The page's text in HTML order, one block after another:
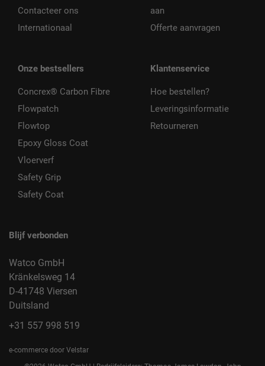
Contacteer ons
Internationaal
Onze bestsellers
Concrex® Carbon Fibre
Flowpatch
Flowtop
Epoxy Gloss Coat
Vloerverf
Safety Grip
Safety Coat
aan
Offerte aanvragen
Klantenservice
Hoe bestellen?
Leveringsinformatie
Retourneren
Blijf verbonden
Watco GmbH
Kränkelsweg 14
D-41748 Viersen
Duitsland
+31 557 998 519
e-commerce door Velstar